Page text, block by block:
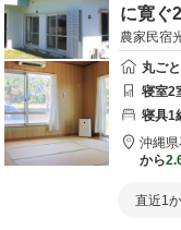
に寛ぐ
農家民宿
丸ご
寝室2
寝具1
沖縄県
から
直近1